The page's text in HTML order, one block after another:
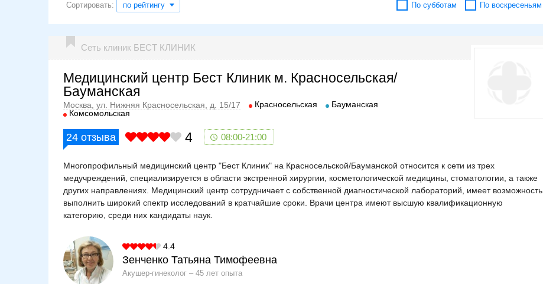
Сортировать: по рейтингу По субботам По воскресеньям
Сеть клиник БЕСТ КЛИНИК
Медицинский центр Бест Клиник м. Красносельская/
Бауманская
Москва, ул. Нижняя Красносельская, д. 15/17 Красносельская
Бауманская
Комсомольская
24 отзыва 4 08:00-21:00
Многопрофильный медицинский центр "Бест Клиник" на Красносельской/Бауманской относится к сети из трех
медучреждений, специализируется в области экстренной хирургии, косметологической медицины, стоматологии, а также
других направлениях. Медицинский центр сотрудничает с собственной диагностической лабораторий, имеет возможность
выполнить широкий спектр исследований в кратчайшие сроки. Врачи центра имеют высшую квалификационную
категорию, среди них кандидаты наук.
4.4
Зенченко Татьяна Тимофеевна
Акушер-гинеколог 45 лет опыта